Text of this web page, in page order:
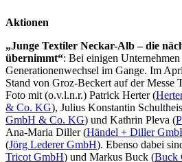
Aktionen
„Junge Textiler Neckar-Alb – die
übernimmt“: Bei einigen
Generationenwechsel im Gange. Im
Stand von Groz-Beckert auf der Messe
Foto mit (o.v.l.n.r.) Patrick Herter(
& Co. KG), Julius Konstantin
GmbH & Co. KG) und Kathrin Pleva (
Ana-Maria Diller (Händel + Diller
(Jörg Lederer GmbH). Ebenso dabei
Tricot GmbH) und Markus Buck (Buck